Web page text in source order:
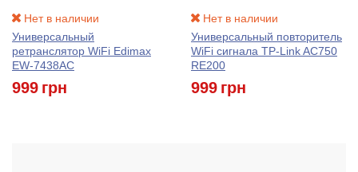
Нет в наличии
Универсальный
ретранслятор WiFi Edimax
EW-7438AC
999 грн
Нет в наличии
Универсальный повторитель
WiFi сигнала TP-Link AC750
RE200
999 грн